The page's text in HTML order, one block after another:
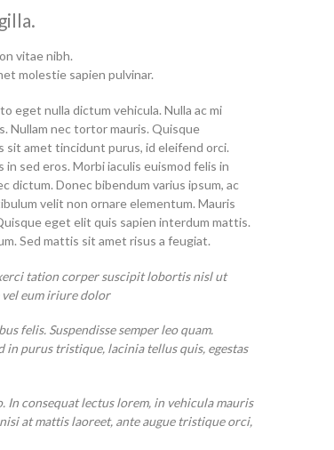
vitae nibh.
molestie sapien pulvinar.
eget nulla dictum vehicula. Nulla ac mi
Nullam nec tortor mauris. Quisque
sit amet tincidunt purus, id eleifend orci.
sed eros. Morbi iaculis euismod felis in
dictum. Donec bibendum varius ipsum, ac
velit non ornare elementum. Mauris
eget elit quis sapien interdum mattis.
Sed mattis sit amet risus a feugiat.
tation corper suscipit lobortis nisl ut
vel eum iriure dolor
felis. Suspendisse semper leo quam.
in purus tristique, lacinia tellus quis, egestas
In consequat lectus lorem, in vehicula mauris
at mattis laoreet, ante augue tristique orci,